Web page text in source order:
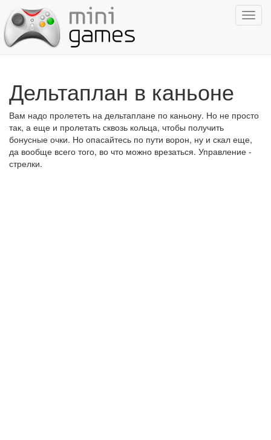
Дельтаплан в каньоне
Вам надо пролететь на дельтаплане по каньону. Но не просто
так, а еще и пролетать сквозь кольца, чтобы получить
бонусные очки. Но опасайтесь по пути ворон, ну и скал еще,
да вообще всего того, во что можно врезаться. Управление -
стрелки.